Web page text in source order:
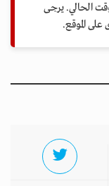
الحالي. يرجى
الموقع.